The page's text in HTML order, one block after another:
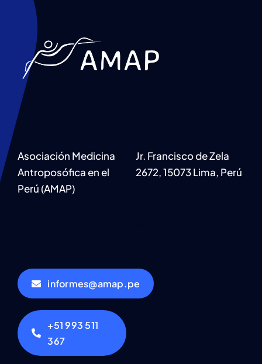
Asociación Medicina
Antroposófica en el
Perú (AMAP)
Jr. Francisco de Zela
2672, 15073 Lima, Perú
informes@amap.pe
+51 993 511
367